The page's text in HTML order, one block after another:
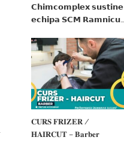
𝗖𝗵𝗶𝗺𝗰𝗼𝗺𝗽𝗹𝗲𝘅 𝘀𝘂𝘀𝘁𝗶𝗻𝗲
𝗲𝗰𝗵𝗶𝗽𝗮 𝗦𝗖𝗠 𝗥𝗮𝗺𝗻𝗶𝗰𝘂
𝗽𝗮𝗿𝘁𝗲𝗻𝗲𝗿 𝗳𝗶𝗻𝗮𝗻𝘁𝗮𝘁𝗼𝗿
𝐂𝐔𝐑𝐒 𝐅𝐑𝐈𝐙𝐄𝐑 /
𝐇𝐀𝐈𝐑𝐂𝐔𝐓 – 𝐁𝐚𝐫𝐛𝐞𝐫